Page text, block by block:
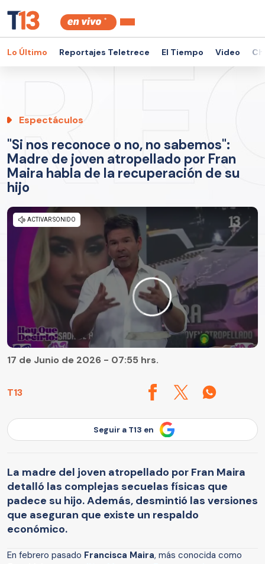
Lo Último Reportajes Teletrece El Tiempo Video
Espectáculos
"Si nos reconoce o no, no sabemos":
Madre de joven atropellado por Fran
Maira habla de la recuperación de su
hijo
T13
17 de Junio de 2026 - 07:55 hrs.
Seguir a T13 en
La madre del joven atropellado por Fran Maira
detalló las complejas secuelas físicas que
padece su hijo. Además, desmintió las versiones
que aseguran que existe un respaldo
económico.
En febrero pasado Francisca Maira, más conocida como